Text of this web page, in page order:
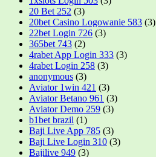
20 Bet 252 (3)
20bet Casino Logowanie 583 (3)
22bet Login 726 (3)
365bet 743 (2)
4rabet App Login 333 (3)
4rabet Login 258 (3)
anonymous (3)
Aviator 1win 421 (3)
Aviator Betano 961 (3)
Aviator Demo 259 (3)
b1bet brazil (1)
Baji Live App 785 (3)
Baji Live Login 310 (3)
Bajilive 949 (3)